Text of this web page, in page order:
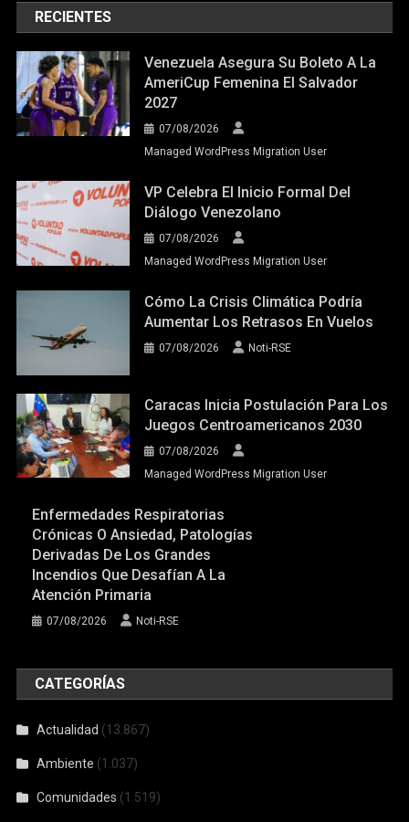
RECIENTES
Venezuela Asegura Su Boleto A La
AmeriCup Femenina El Salvador
2027
07/08/2026
Managed WordPress Migration User
VP Celebra El Inicio Formal Del
Diálogo Venezolano
07/08/2026
Managed WordPress Migration User
Cómo La Crisis Climática Podría
Aumentar Los Retrasos En Vuelos
07/08/2026 Noti-RSE
Caracas Inicia Postulación Para Los
Juegos Centroamericanos 2030
07/08/2026
Managed WordPress Migration User
Enfermedades Respiratorias
Crónicas O Ansiedad, Patologías
Derivadas De Los Grandes
Incendios Que Desafían A La
Atención Primaria
07/08/2026 Noti-RSE
CATEGORÍAS
Actualidad (13.867)
Ambiente (1.037)
Comunidades (1.519)